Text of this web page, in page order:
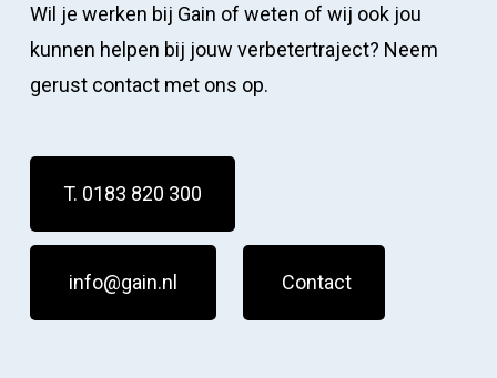
Wil je werken bij Gain of weten of wij ook jou
kunnen helpen bij jouw verbetertraject? Neem
gerust contact met ons op.
T. 0183 820 300
info@gain.nl Contact